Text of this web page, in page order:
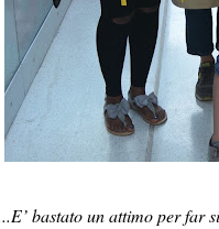
bastato un attimo per far